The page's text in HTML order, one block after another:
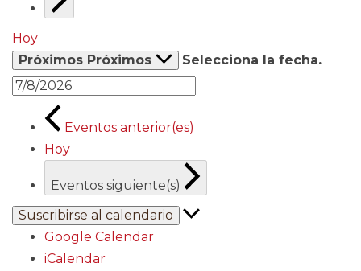
Hoy
Próximos Próximos Selecciona la fecha.
Eventos anterior(es)
Hoy
Eventos siguiente(s)
Suscribirse al calendario
Google Calendar
iCalendar